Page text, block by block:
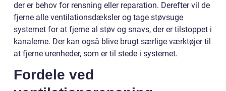
der er behov for rensning eller reparation. Derefter vil de
fjerne alle ventilationsdæksler og tage støvsuge
systemet for at fjerne al støv og snavs, der er tilstoppet i
kanalerne. Der kan også blive brugt særlige værktøjer til
at fjerne urenheder, som er til stede i systemet.
Fordele ved